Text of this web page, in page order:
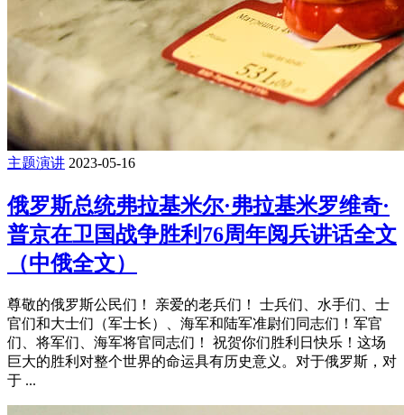
主题演讲 2023-05-16
俄罗斯总统弗拉基米尔·弗拉基米罗维奇·
普京在卫国战争胜利76周年阅兵讲话全文
（中俄全文）
尊敬的俄罗斯公民们！ 亲爱的老兵们！ 士兵们、水手们、士
官们和大士们（军士长）、海军和陆军准尉们同志们！军官
们、将军们、海军将官同志们！ 祝贺你们胜利日快乐！这场
巨大的胜利对整个世界的命运具有历史意义。对于俄罗斯，对
于 ...